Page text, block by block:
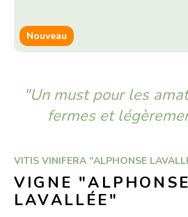
Nouveau
"Un must pour les
fermes et
VITIS VINIFERA "ALPHONSE
VIGNE "ALPHONSE
LAVALLÉE"